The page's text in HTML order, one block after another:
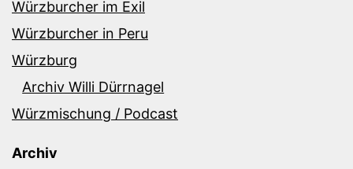
Würzburcher im Exil
Würzburcher in Peru
Würzburg
Archiv Willi Dürrnagel
Würzmischung / Podcast
Archiv